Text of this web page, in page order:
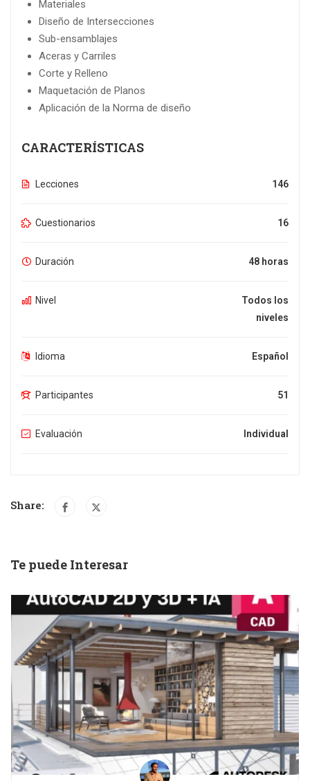
Materiales
Diseño de Intersecciones
Sub-ensamblajes
Aceras y Carriles
Corte y Relleno
Maquetación de Planos
Aplicación de la Norma de diseño
CARACTERÍSTICAS
Lecciones 146
Cuestionarios 16
Duración 48 horas
Nivel
Todos los
niveles
Idioma Español
Participantes 51
Evaluación Individual
Share:
Te puede Interesar